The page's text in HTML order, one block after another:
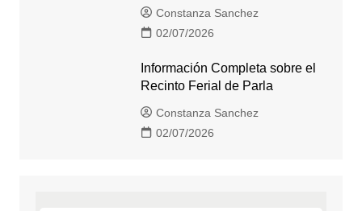
Constanza Sanchez
02/07/2026
Información Completa sobre el
Recinto Ferial de Parla
Constanza Sanchez
02/07/2026